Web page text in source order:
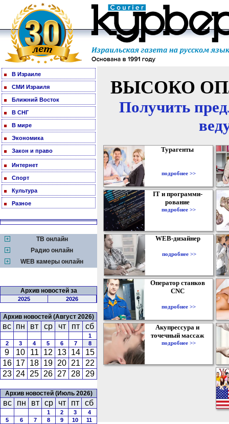
В Израиле
СМИ Израиля
Ближний Восток
В СНГ
В мире
Экономика
Закон и право
Интернет
Спорт
Культура
Разное
ТВ онлайн
Радио онлайн
WEB камеры онлайн
Архив новостей за
2025 2026
Архив новостей (Август 2026)
вс пн вт ср чт пт сб
1
2
3 4 5 6 7 8
9 10 11 12 13 14
15
16 17 18 19 20 21
22
23 24 25 26 27 28 29
Архив новостей (Июль 2026)
вс пн вт ср чт пт сб
1 2 3
4
5
6 7 8 9 10
11
ВЫСОКО
Получить
Турагенты
подробнее >>
IT и программи-
рование
подробнее >>
WEB-дизайнер
подробнее >>
Оператор станков
CNC
подробнее >>
Акупрессура и
точечный массаж
подробнее >>